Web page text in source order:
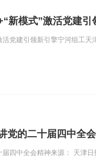
新模式”激活党建引
活党建引领新引擎宁河组工
党的二十届四中全
四中全会精神来源： 天津